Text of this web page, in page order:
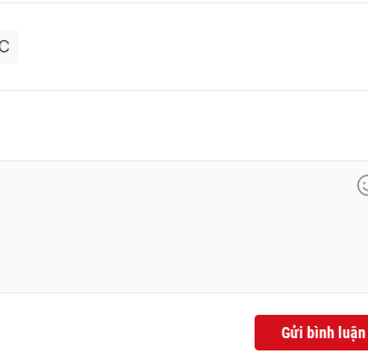
Gửi bình luận